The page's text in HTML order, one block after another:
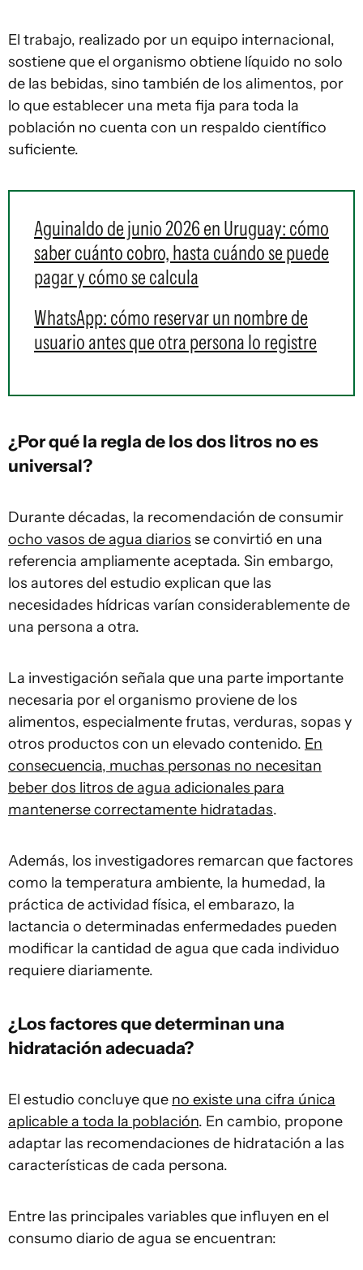
El trabajo, realizado por un equipo internacional,
sostiene que el organismo obtiene líquido no solo
de las bebidas, sino también de los alimentos, por
lo que establecer una meta fija para toda la
población no cuenta con un respaldo científico
suficiente.
Aguinaldo de junio 2026 en Uruguay: cómo
saber cuánto cobro, hasta cuándo se puede
pagar y cómo se calcula
WhatsApp: cómo reservar un nombre de
usuario antes que otra persona lo registre
¿Por qué la regla de los dos litros no es
universal?
Durante décadas, la recomendación de consumir
ocho vasos de agua diarios se convirtió en una
referencia ampliamente aceptada. Sin embargo,
los autores del estudio explican que las
necesidades hídricas varían considerablemente de
una persona a otra.
La investigación señala que una parte importante
necesaria por el organismo proviene de los
alimentos, especialmente frutas, verduras, sopas y
otros productos con un elevado contenido. En
consecuencia, muchas personas no necesitan
beber dos litros de agua adicionales para
mantenerse correctamente hidratadas.
Además, los investigadores remarcan que factores
como la temperatura ambiente, la humedad, la
práctica de actividad física, el embarazo, la
lactancia o determinadas enfermedades pueden
modificar la cantidad de agua que cada individuo
requiere diariamente.
¿Los factores que determinan una
hidratación adecuada?
El estudio concluye que no existe una cifra única
aplicable a toda la población. En cambio, propone
adaptar las recomendaciones de hidratación a las
características de cada persona.
Entre las principales variables que influyen en el
consumo diario de agua se encuentran: